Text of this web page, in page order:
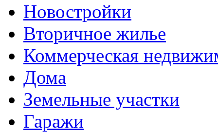
Новостройки
Вторичное жилье
Коммерческая
Дома
Земельные участки
Гаражи